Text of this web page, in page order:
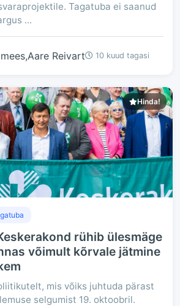
Tagatuba ei saanud
...
Reivart 10 kuud tagasi
Hinda!
rühib ülesmäge
võimult kõrvale jätmine
mis võiks juhtuda pärast
selgumist 19. oktoobril.